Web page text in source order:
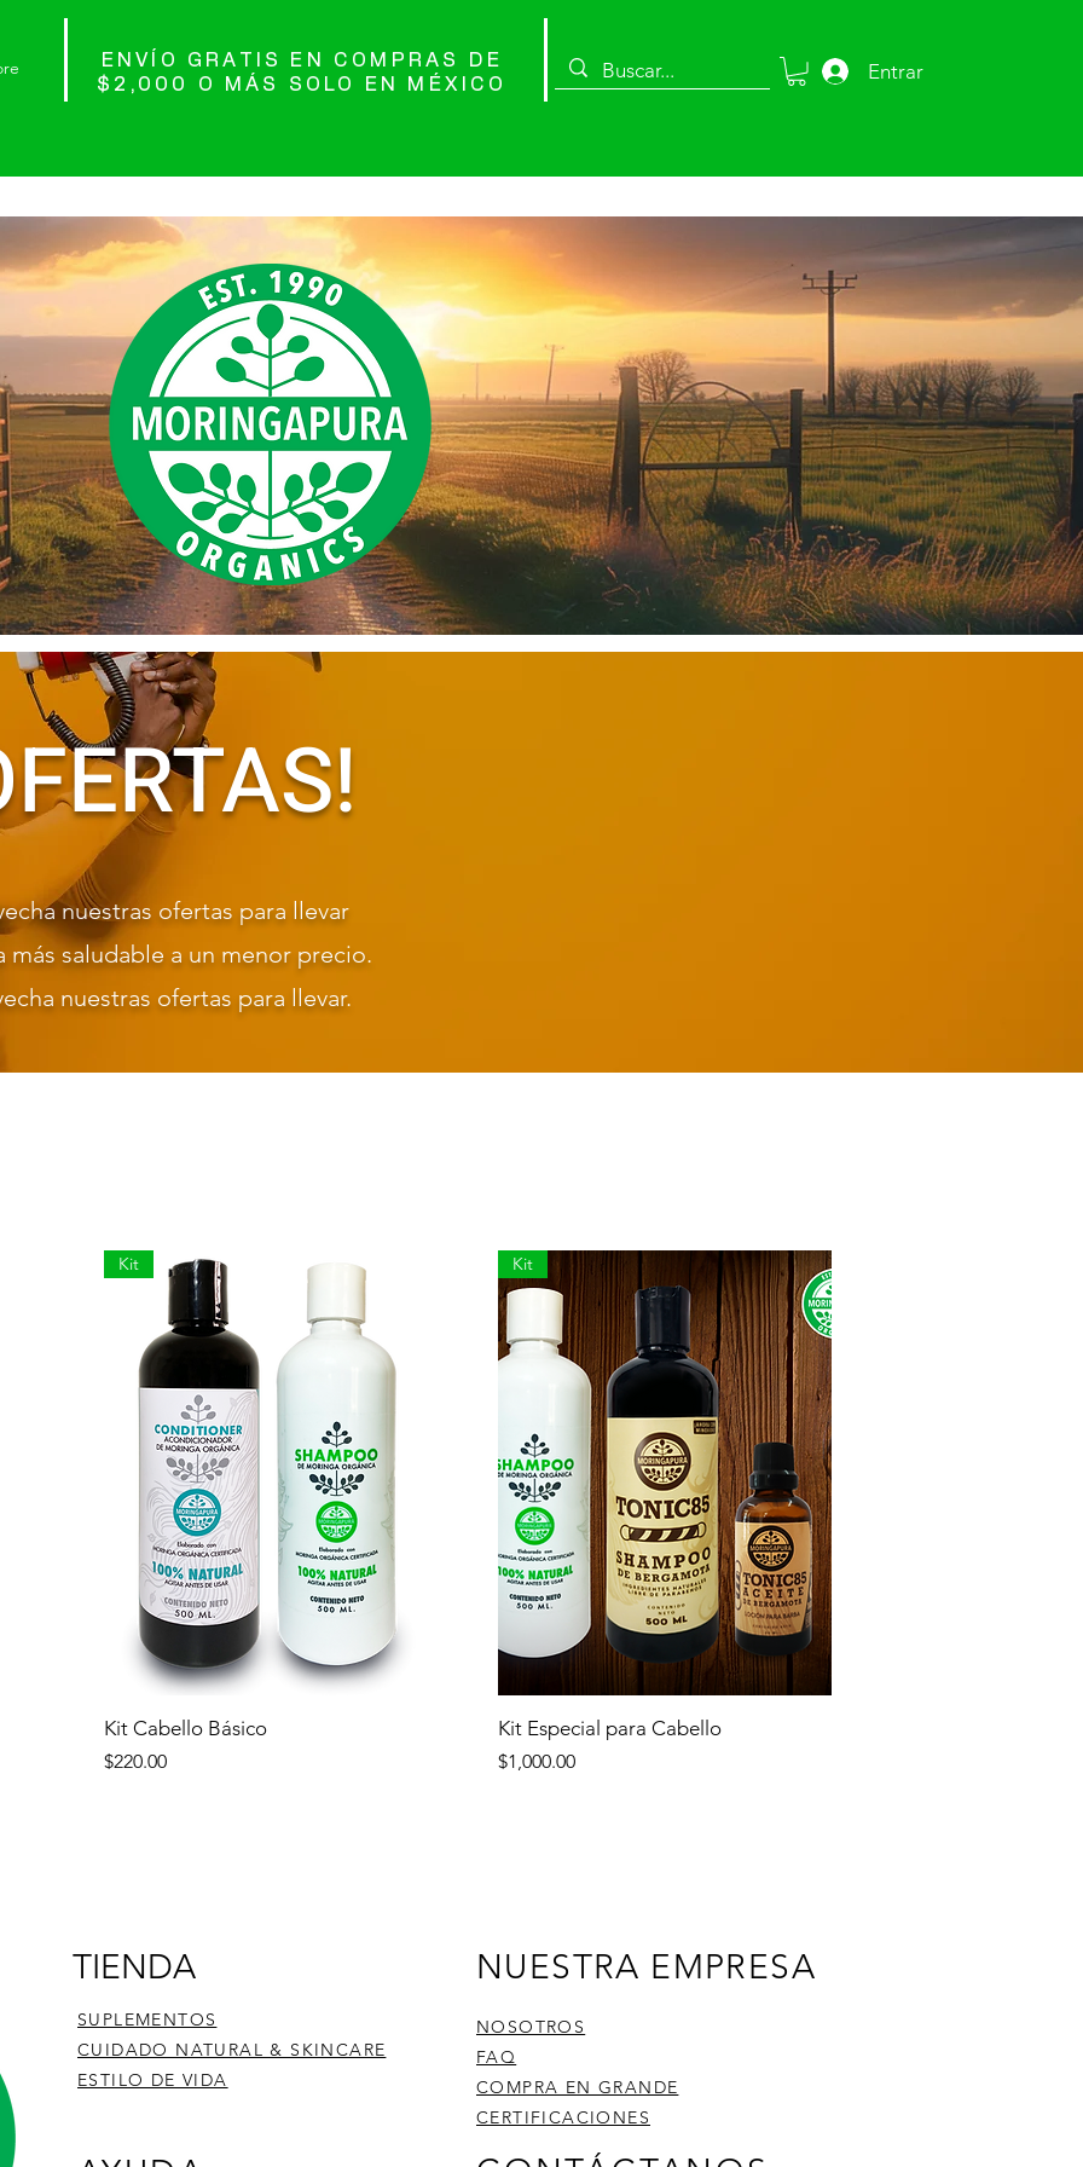
ENVÍO GRATIS EN COMPRAS DE
$2,000 O MÁS SOLO EN MÉXICO
Entrar
nuestras ofertas para llevar
más saludable a un menor precio.
nuestras ofertas para llevar.
Vista rápida
Kit
Kit Cabello Básico
Precio
$220.00
Vista rápida
Kit
Kit Especial para Cabello
Precio
$1,000.00
TIENDA
SUPLEMENTOS
CUIDADO NATURAL & SKINCARE
ESTILO DE VIDA
NUESTRA EMPRESA
NOSOTROS
FAQ
COMPRA EN GRANDE
CERTIFICACIONES